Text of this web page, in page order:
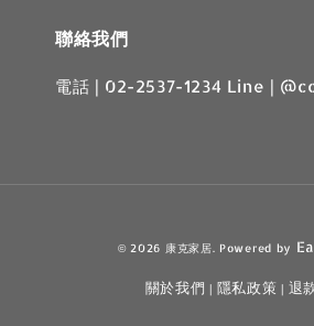
聯絡我們
電話 | 02-2537-1234 Line |
© 2026 康克家居. Powered by
關於我們 | 隱私政策 | 退